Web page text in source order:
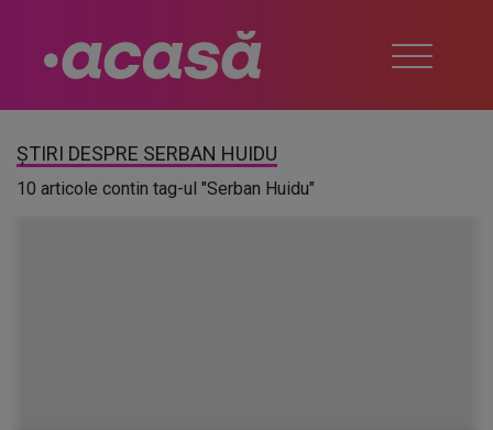
ȘTIRI DESPRE SERBAN HUIDU
10 articole contin tag-ul "Serban Huidu"